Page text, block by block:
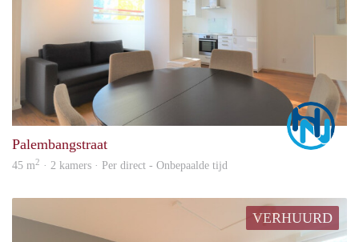
Palembangstraat
45 m2 · 2 kamers · Per direct - Onbepaalde tijd
VERHUURD